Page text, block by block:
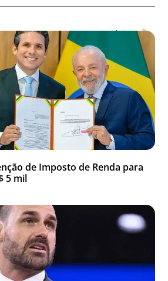
Próxima
de Imposto de Renda para
5 mil